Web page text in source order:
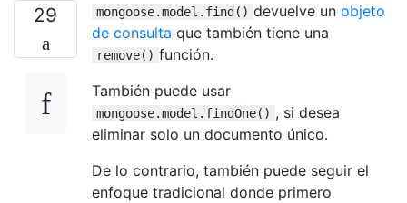
29 mongoose.model.find() devuelve un objeto
de consulta que también tiene una
remove() función.
También puede usar
mongoose.model.findOne() , si desea
eliminar solo un documento único.
De lo contrario, también puede seguir el
enfoque tradicional donde primero